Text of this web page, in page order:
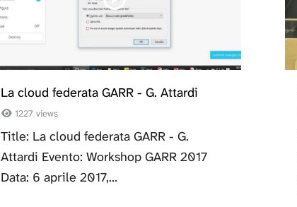
La cloud federata GARR - G. Attardi
1227 views
Title: La cloud federata GARR - G.
Attardi Evento: Workshop GARR 2017
Data: 6 aprile 2017,...